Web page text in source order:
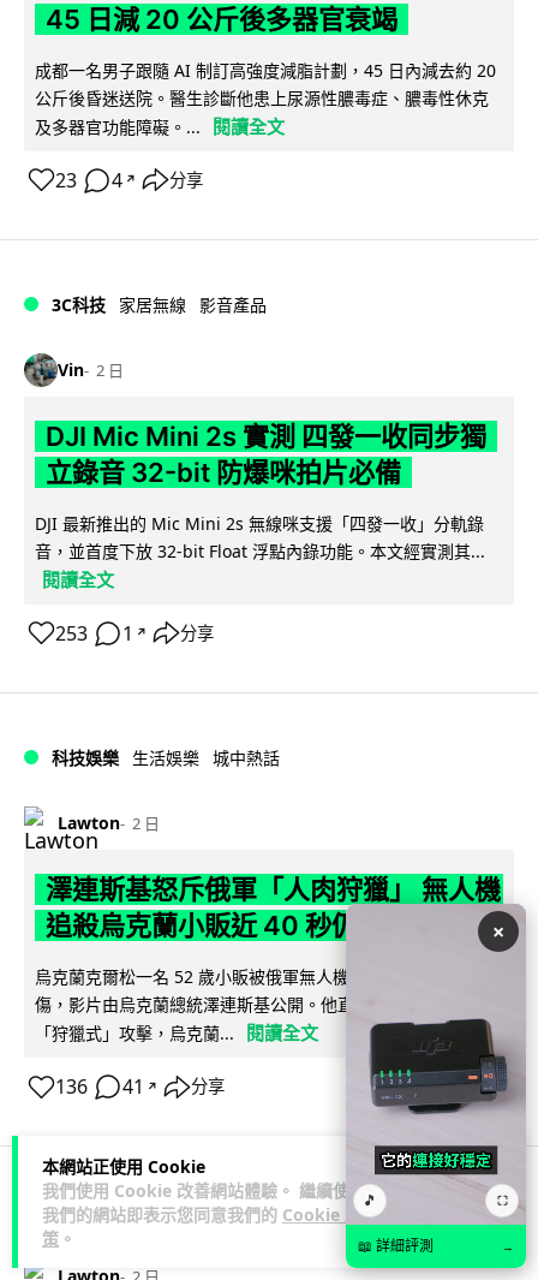
本網站正使用 Cookie
我們使用 Cookie 改善網站體驗。 繼續使用
我們的網站即表示您同意我們的 Cookie 政
策 。
45 日減 20 公斤後多器官衰竭
成都一名男子跟隨 AI 制訂高強度減脂計劃，45 日內減去約 20
公斤後昏迷送院。醫生診斷他患上尿源性膿毒症、膿毒性休克
及多器官功能障礙。...
閱讀全文
23 4 ↗ 分享
3C科技 家居無線 影音產品
Vin 2 日
DJI Mic Mini 2s 實測 四發一收同步獨
立錄音 32-bit 防爆咪拍片必備
DJI 最新推出的 Mic Mini 2s 無線咪支援「四發一收」分軌錄
音，並首度下放 32-bit Float 浮點內錄功能。本文經實測其...
閱讀全文
253 1 ↗ 分享
科技娛樂 生活娛樂 城中熱話
Lawton 2 日
澤連斯基怒斥俄軍「人肉狩獵」 無人機
追殺烏克蘭小販近 40 秒仍被炸傷
烏克蘭克爾松一名 52 歲小販被俄軍無人機追擊近 40 秒後被炸
傷，影片由烏克蘭總統澤連斯基公開。他直斥俄軍對平民進行
「狩獵式」攻擊，烏克蘭...
閱讀全文
136 41 ↗ 分享
人工智能
×
🎵 ⛶
📖 詳細評測 →